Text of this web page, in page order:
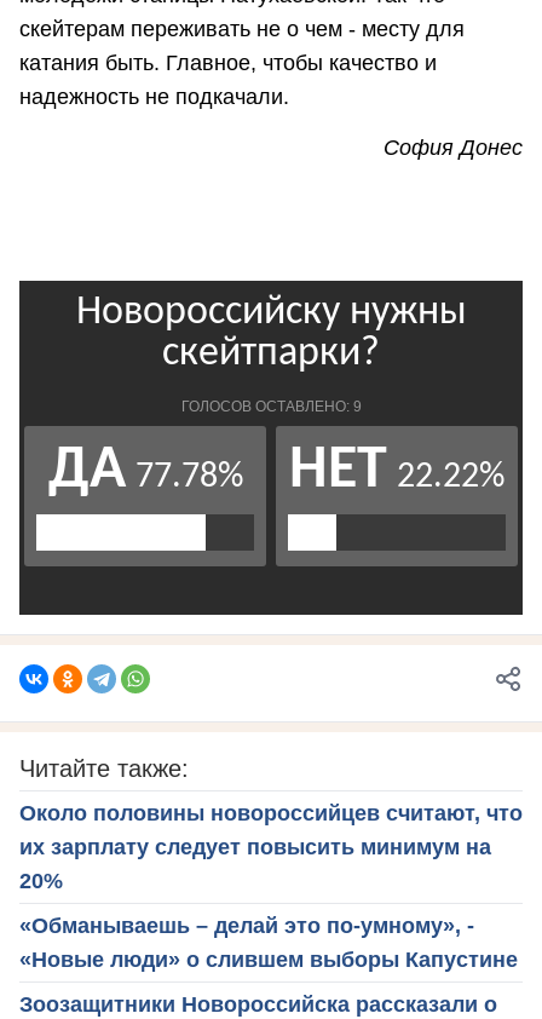
скейтерам переживать не о чем - месту для
катания быть. Главное, чтобы качество и
надежность не подкачали.
София Донес
Читайте также:
Около половины новороссийцев считают, что
их зарплату следует повысить минимум на
20%
«Обманываешь – делай это по-умному», -
«Новые люди» о слившем выборы Капустине
Зоозащитники Новороссийска рассказали о